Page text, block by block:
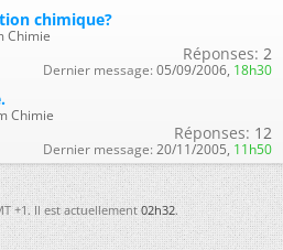
chimique?
Chimie
Réponses: 2
Dernier message: 05/09/2006, 18h30
Chimie
Réponses: 12
Dernier message: 20/11/2005, 11h50
+1. Il est actuellement02h32.